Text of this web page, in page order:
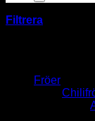
Filtrera
Fröer